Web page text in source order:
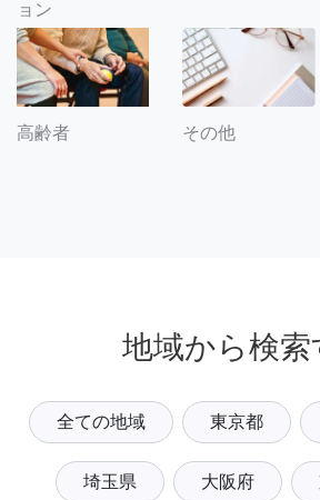
ョン
高齢者 その他
地域から検索
全ての地域 東京都
埼玉県 大阪府